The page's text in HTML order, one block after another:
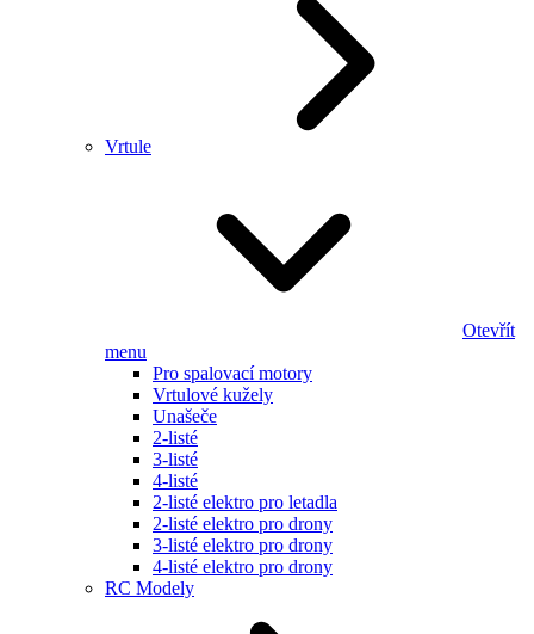
Vrtule
Otevřít
menu
Pro spalovací motory
Vrtulové kužely
Unašeče
2-listé
3-listé
4-listé
2-listé elektro pro letadla
2-listé elektro pro drony
3-listé elektro pro drony
4-listé elektro pro drony
RC Modely